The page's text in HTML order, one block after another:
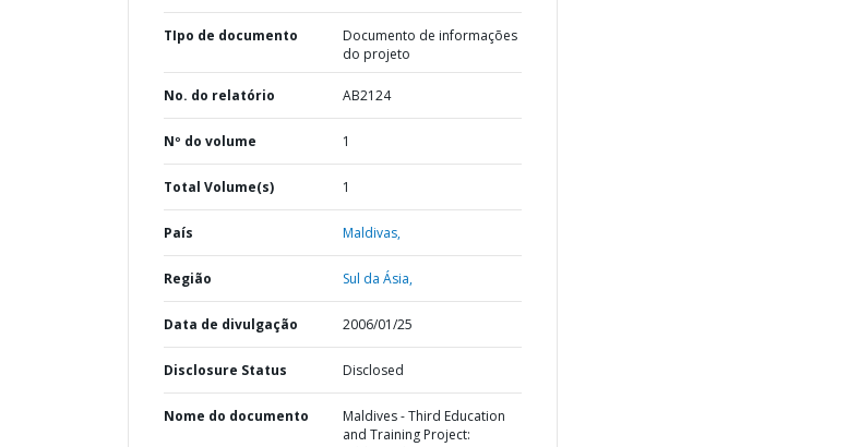
TIpo de documento
Documento de informações
do projeto
No. do relatório AB2124
Nº do volume 1
Total Volume(s) 1
País Maldivas,
Região Sul da Ásia,
Data de divulgação 2006/01/25
Disclosure Status Disclosed
Nome do documento
Maldives - Third Education
and Training Project: